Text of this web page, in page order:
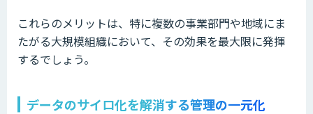
これらのメリットは、特に複数の事業部門や地域にま
たがる大規模組織において、その効果を最大限に発揮
するでしょう。
データのサイロ化を解消する管理の一元化